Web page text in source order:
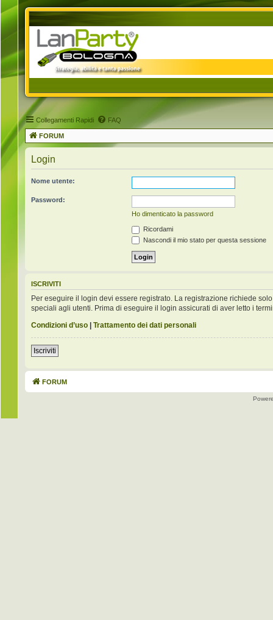
Collegamenti Rapidi FAQ
FORUM
Login
Nome utente:
Password:
Ho dimenticato la password
Ricordami
Nascondi il mio stato per questa sessione
ISCRIVITI
Per eseguire il login devi essere registrato. La registrazione richiede
speciali agli utenti. Prima di eseguire il login assicurati di aver letto i
Condizioni d’uso | Trattamento dei dati personali
Iscriviti
FORUM